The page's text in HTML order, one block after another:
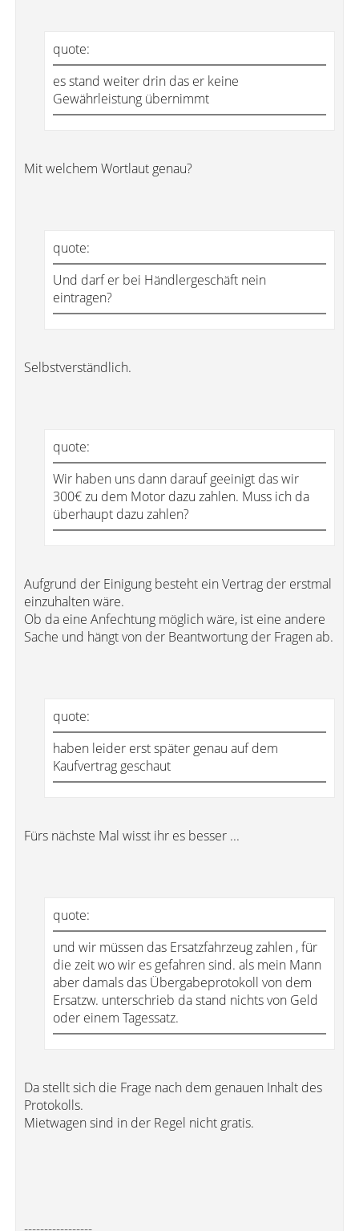
quote:
es stand weiter drin das er keine
Gewährleistung übernimmt
Mit welchem Wortlaut genau?
quote:
Und darf er bei Händlergeschäft nein
eintragen?
Selbstverständlich.
quote:
Wir haben uns dann darauf geeinigt das wir
300€ zu dem Motor dazu zahlen. Muss ich da
überhaupt dazu zahlen?
Aufgrund der Einigung besteht ein Vertrag der erstmal
einzuhalten wäre.
Ob da eine Anfechtung möglich wäre, ist eine andere
Sache und hängt von der Beantwortung der Fragen ab.
quote:
haben leider erst später genau auf dem
Kaufvertrag geschaut
Fürs nächste Mal wisst ihr es besser ...
quote:
und wir müssen das Ersatzfahrzeug zahlen , für
die zeit wo wir es gefahren sind. als mein Mann
aber damals das Übergabeprotokoll von dem
Ersatzw. unterschrieb da stand nichts von Geld
oder einem Tagessatz.
Da stellt sich die Frage nach dem genauen Inhalt des
Protokolls.
Mietwagen sind in der Regel nicht gratis.